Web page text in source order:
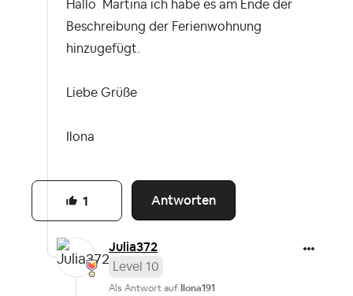
Hallo Martina ich habe es am Ende der
Beschreibung der Ferienwohnung
hinzugefügt.
Liebe Grüße
Ilona
Antworten
1
Julia372
Level 10
Als Antwort auf Ilona191